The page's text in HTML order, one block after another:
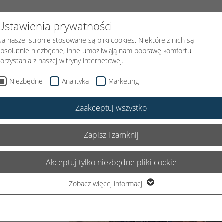
prywatności
naszej stronie stosowane są pliki cookies. Niektóre z nich są
niezbędne, inne umożliwiają nam poprawę komfortu
z naszej witryny internetowej.
Niezbędne Analityka Marketing
Zaakceptuj wszystko
Zapisz i zamknij
Akceptuj tylko niezbędne pliki cookie
Zobacz więcej informacji